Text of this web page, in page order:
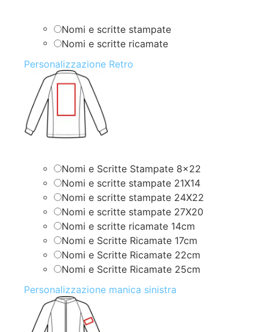
Nomi e scritte stampate
Nomi e scritte ricamate
Personalizzazione Retro
Nomi e Scritte Stampate 8×22
Nomi e scritte stampate 21X14
Nomi e scritte stampate 24X22
Nomi e scritte stampate 27X20
Nomi e scritte ricamate 14cm
Nomi e Scritte Ricamate 17cm
Nomi e Scritte Ricamate 22cm
Nomi e Scritte Ricamate 25cm
Personalizzazione manica sinistra